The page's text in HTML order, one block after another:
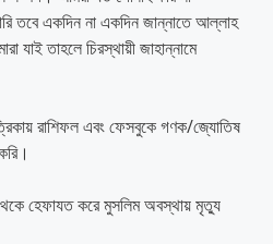
তবে একদিন না একদিন জান্নাতে আল্লাহ
যাই তাহলে চিরস্থায়ী জাহান্নামে
রাশিফল এবং ফেসবুকে গণক/জ্যোতিষ
হেফাযত করে মুসলিম অবস্থায় মৃত্যু